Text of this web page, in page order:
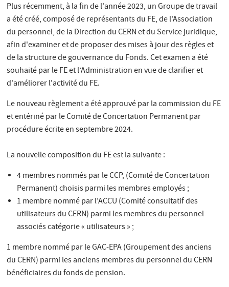
Plus récemment, à la fin de l'année 2023, un Groupe de travail
a été créé, composé de représentants du FE, de l'Association
du personnel, de la Direction du CERN et du Service juridique,
afin d'examiner et de proposer des mises à jour des règles et
de la structure de gouvernance du Fonds. Cet examen a été
souhaité par le FE et l’Administration en vue de clarifier et
d'améliorer l'activité du FE.
Le nouveau règlement a été approuvé par la commission du FE
et entériné par le Comité de Concertation Permanent par
procédure écrite en septembre 2024.
La nouvelle composition du FE est la suivante :
4 membres nommés par le CCP, (Comité de Concertation
Permanent) choisis parmi les membres employés ;
1 membre nommé par l’ACCU (Comité consultatif des
utilisateurs du CERN) parmi les membres du personnel
associés catégorie « utilisateurs » ;
1 membre nommé par le GAC-EPA (Groupement des anciens
du CERN) parmi les anciens membres du personnel du CERN
bénéficiaires du fonds de pension.